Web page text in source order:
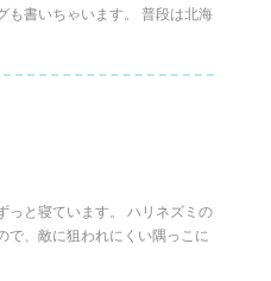
も書いちゃいます。 普段は北海
っと寝ています。 ハリネズミの
で、敵に狙われにくい隅っこに